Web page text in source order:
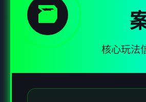
🗃️
核心玩法